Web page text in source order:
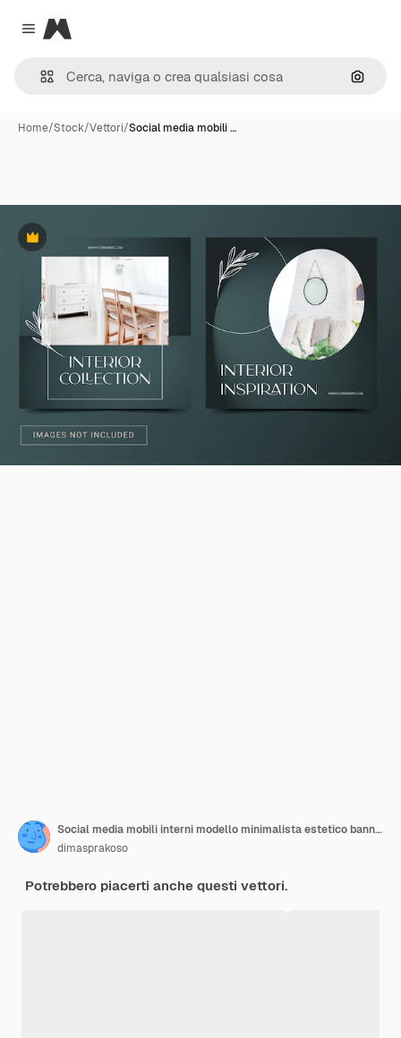
Close menu
Magnific
Cerca
Home/Stock/Vettori/Social media mobili …
Premium
Social media mobili interni modello minimalista estetico banner volantino promozione pubblicitaria piazza
dimasprakoso
Potrebbero piacerti anche questi vettori.